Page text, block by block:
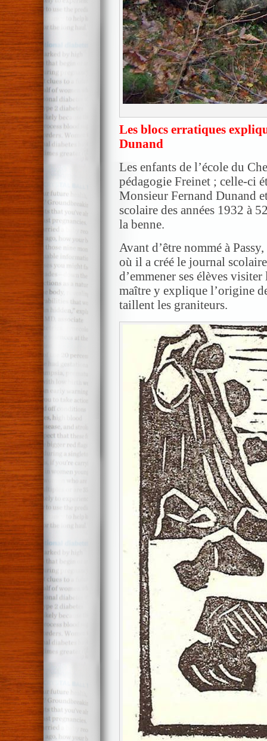
Les blocs erratiques
Dunand
Les enfants de l’école du
pédagogie Freinet ; celle-ci
Monsieur Fernand Dunand
scolaire des années 1932 à
la benne.
Avant d’être nommé à Passy,
où il a créé le journal
d’emmener ses élèves
maître y explique l’origine
taillent les graniteurs.